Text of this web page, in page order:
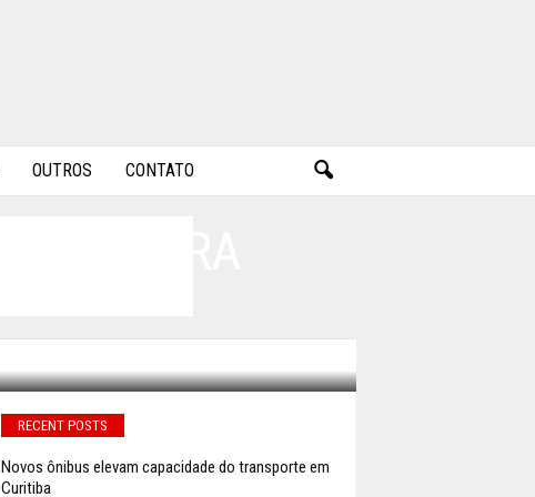
OUTROS CONTATO
RECENT POSTS
Novos ônibus elevam capacidade do transporte em
Curitiba